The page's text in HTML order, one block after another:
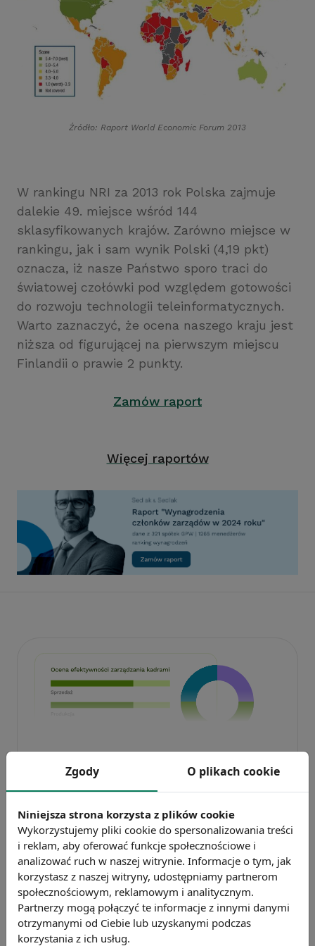
Źródło: Raport World Economic Forum 2013
W rankingu NRI za 2013 rok Polska zajmuje
dalekie 49. miejsce wśród 144
sklasyfikowanych krajów. Zarówno miejsce w
rankingu, jak i sam wynik Polski (4,19 pkt)
oznacza, iż nasze Państwo sporo traci do
światowej czołówki pod względem gotowości
do rozwoju technologii teleinformatycznych.
Warto zaznaczyć, że ocena naszego kraju jest
niższa od figurującej na pierwszym miejscu
Finlandii o prawie 2 punkty.
Zamów raport
Więcej raportów
Zmierz 59 wskaźników efektywności
efektywność pracy.
Weź udział w badaniu
Zgody O plikach cookie
Niniejsza strona korzysta z plików cookie
Wykorzystujemy pliki cookie do spersonalizowania treści
i reklam, aby oferować funkcje społecznościowe i
analizować ruch w naszej witrynie. Informacje o tym, jak
korzystasz z naszej witryny, udostępniamy partnerom
społecznościowym, reklamowym i analitycznym.
Partnerzy mogą połączyć te informacje z innymi danymi
otrzymanymi od Ciebie lub uzyskanymi podczas
korzystania z ich usług.